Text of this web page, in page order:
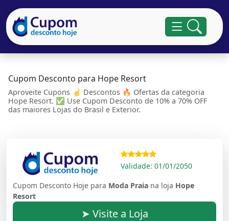
Cupom Desconto para Hope Resort
Aproveite Cupons ☝ Descontos 🔥 Ofertas da categoria
Hope Resort. ✅ Use Cupom Desconto de 10% a 70% OFF
das maiores Lojas do Brasil e Exterior.
Validade: 01/01/2050
Cupom Desconto Hoje para Moda Praia na loja Hope
Resort
➤ Visite a Loja